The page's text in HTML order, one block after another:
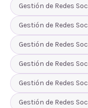
Gestión de Redes
Gestión de Redes
Gestión de Redes
Gestión de Redes
Gestión de Redes
Gestión de Redes